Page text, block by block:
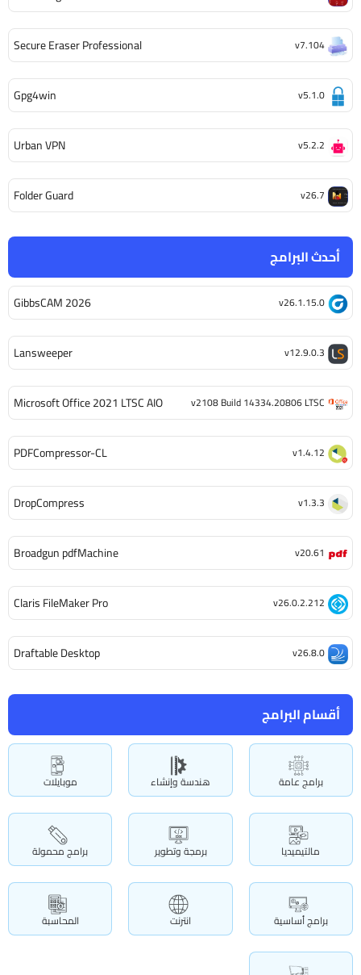
أقسام البرامج
برامج عامة هندسة وإنشاء موبايلات
مالتيميديا برمجة وتطوير برامج محمولة
برامج أساسية انترنت المحاسبة
أحدث البرامج
GibbsCAM 2026 v26.1.15.0
Lansweeper v12.9.0.3
Microsoft Office 2021 LTSC AIO v2108 Build 14334.20806 LTSC
PDFCompressor-CL v1.4.12
DropCompress v1.3.3
Broadgun pdfMachine v20.61
Claris FileMaker Pro v26.0.2.212
Draftable Desktop v26.8.0
Secure Eraser Professional v7.104
Gpg4win v5.1.0
Urban VPN v5.2.2
Folder Guard v26.7